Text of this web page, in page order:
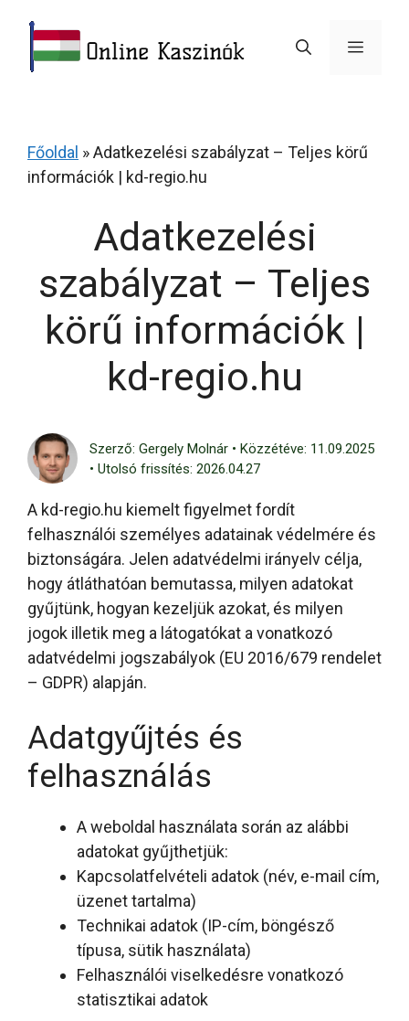
content
Menu
Főoldal »Adatkezelési szabályzat – Teljes körű
információk | kd-regio.hu
Adatkezelési
szabályzat – Teljes
körű információk |
kd-regio.hu
Szerző: Gergely Molnár • Közzétéve: 11.09.2025
• Utolsó frissítés: 2026.04.27
A kd-regio.hu kiemelt figyelmet fordít
felhasználói személyes adatainak védelmére és
biztonságára. Jelen adatvédelmi irányelv célja,
hogy átláthatóan bemutassa, milyen adatokat
gyűjtünk, hogyan kezeljük azokat, és milyen
jogok illetik meg a látogatókat a vonatkozó
adatvédelmi jogszabályok (EU 2016/679 rendelet
– GDPR) alapján.
Adatgyűjtés és
felhasználás
A weboldal használata során az alábbi
adatokat gyűjthetjük:
Kapcsolatfelvételi adatok (név, e-mail cím,
üzenet tartalma)
Technikai adatok (IP-cím, böngésző
típusa, sütik használata)
Felhasználói viselkedésre vonatkozó
statisztikai adatok